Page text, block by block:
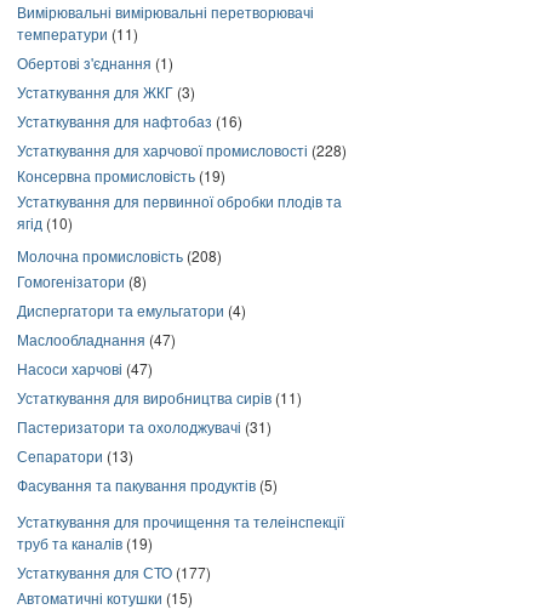
Вимірювальні вимірювальні перетворювачі
температури (11)
Обертові з'єднання (1)
Устаткування для ЖКГ (3)
Устаткування для нафтобаз (16)
Устаткування для харчової промисловості (228)
Консервна промисловість (19)
Устаткування для первинної обробки плодів та
ягід (10)
Молочна промисловість (208)
Гомогенізатори (8)
Диспергатори та емульгатори (4)
Маслообладнання (47)
Насоси харчові (47)
Устаткування для виробництва сирів (11)
Пастеризатори та охолоджувачі (31)
Сепаратори (13)
Фасування та пакування продуктів (5)
Устаткування для прочищення та телеінспекції
труб та каналів (19)
Устаткування для СТО (177)
Автоматичні котушки (15)